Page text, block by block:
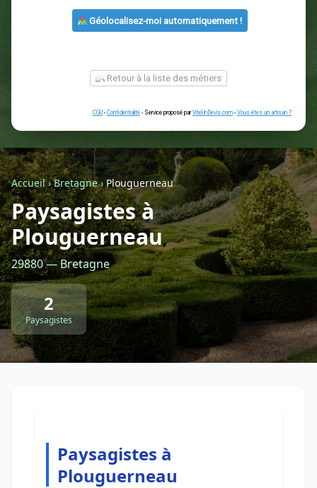
ou
Géolocalisez-moi automatiquement !
Retour à la liste des métiers
CGU-Confidentialité- Service proposé parViteUnDevis.com -Vous
Accueil›Bretagne› Plouguerneau
Paysagistes à
Plouguerneau
29880 — Bretagne
2
Paysagistes
Paysagistes à
Plouguerneau